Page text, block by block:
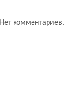
Нет комментариев.